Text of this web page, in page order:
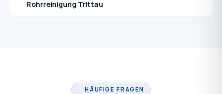
Rohrreinigung Trittau
HÄUFIGE FRAGEN